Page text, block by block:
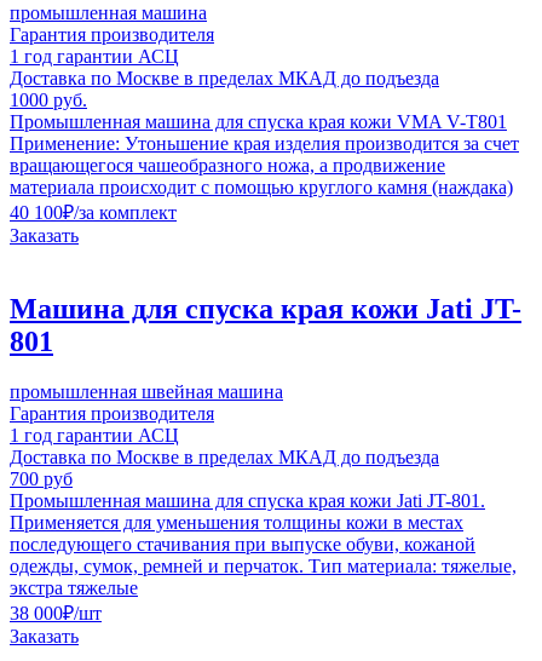
промышленная машина
Гарантия производителя
1 год гарантии АСЦ
Доставка по Москве в пределах МКАД до подъезда
1000 руб.
Промышленная машина для спуска края кожи VMA V-T801
Применение: Утоньшение края изделия производится за счет
вращающегося чашеобразного ножа, а продвижение
материала происходит с помощью круглого камня (наждака)
40 100₽/за комплект
Заказать
Машина для спуска края кожи Jati JT-
801
промышленная швейная машина
Гарантия производителя
1 год гарантии АСЦ
Доставка по Москве в пределах МКАД до подъезда
700 руб
Промышленная машина для спуска края кожи Jati JT-801.
Применяется для уменьшения толщины кожи в местах
последующего стачивания при выпуске обуви, кожаной
одежды, сумок, ремней и перчаток. Тип материала: тяжелые,
экстра тяжелые
38 000₽/шт
Заказать